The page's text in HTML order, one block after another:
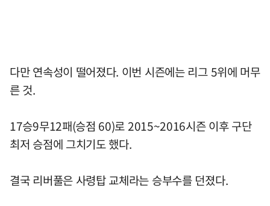
다만 연속성이 떨어졌다. 이번 시즌에는 리그 5위에 머무
른 것.
17승9무12패(승점 60)로 2015~2016시즌 이후 구단
최저 승점에 그치기도 했다.
결국 리버풀은 사령탑 교체라는 승부수를 던졌다.